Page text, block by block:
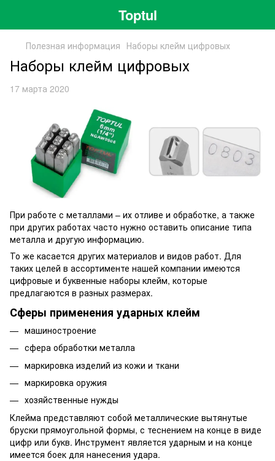
Toptul
Полезная информация Наборы клейм цифровых
Наборы клейм цифровых
17 марта 2020
При работе с металлами – их отливе и обработке, а также
при других работах часто нужно оставить описание типа
металла и другую информацию.
То же касается других материалов и видов работ. Для
таких целей в ассортименте нашей компании имеются
цифровые и буквенные наборы клейм, которые
предлагаются в разных размерах.
Сферы применения ударных клейм
машиностроение
сфера обработки металла
маркировка изделий из кожи и ткани
маркировка оружия
хозяйственные нужды
Клейма представляют собой металлические вытянутые
бруски прямоугольной формы, с теснением на конце в виде
цифр или букв. Инструмент является ударным и на конце
имеется боек для нанесения удара.